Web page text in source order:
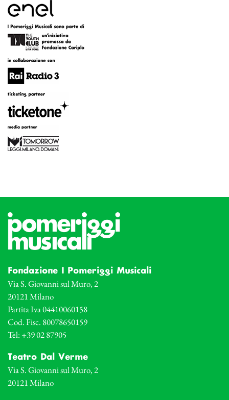
Fondazione I Pomeriggi Musicali
Via S. Giovanni sul Muro, 2
20121 Milano
Partita Iva 04410060158
Cod. Fisc. 80078650159
Tel: +39 02 87905
Teatro Dal Verme
Via S. Giovanni sul Muro, 2
20121 Milano